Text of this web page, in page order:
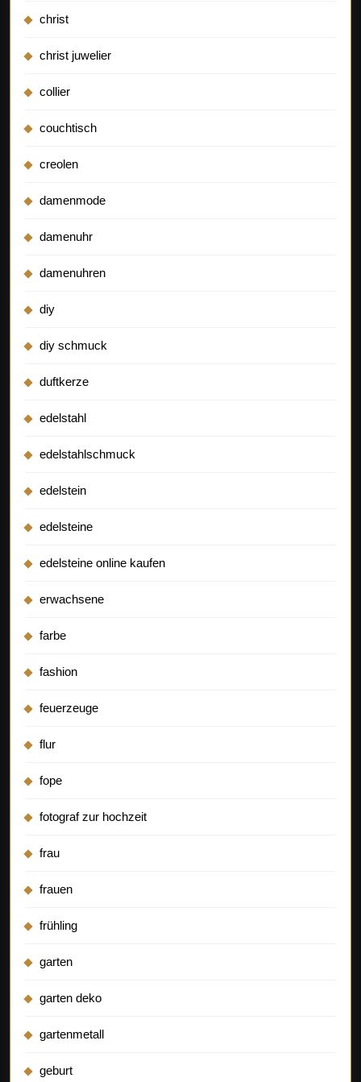
christ
christ juwelier
collier
couchtisch
creolen
damenmode
damenuhr
damenuhren
diy
diy schmuck
duftkerze
edelstahl
edelstahlschmuck
edelstein
edelsteine
edelsteine online kaufen
erwachsene
farbe
fashion
feuerzeuge
flur
fope
fotograf zur hochzeit
frau
frauen
frühling
garten
garten deko
gartenmetall
geburt